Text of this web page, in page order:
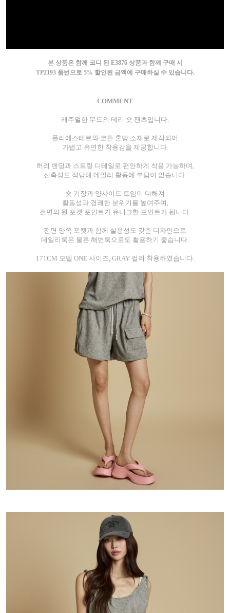
본 상품은 함께 코디 된 E3876 상품과 함께 구매 시
TP2193 품번으로 5% 할인된 금액에 구매하실 수 있습니다.
COMMENT
캐주얼한 무드의 테리 숏 팬츠입니다.
폴리에스테르와 코튼 혼방 소재로 제작되어
가볍고 유연한 착용감을 제공합니다.
허리 밴딩과 스트링 디테일로 편안하게 착용 가능하며,
신축성도 적당해 데일리 활동에 부담이 없습니다.
숏 기장과 양사이드 트임이 더해져
활동성과 경쾌한 분위기를 높여주며,
전면의 원 포켓 포인트가 유니크한 포인트가 됩니다.
전면 양쪽 포켓과 함께 실용성도 갖춘 디자인으로
데일리룩은 물론 해변룩으로도 활용하기 좋습니다.
171CM 모델 ONE 사이즈, GRAY 컬러 착용하였습니다.